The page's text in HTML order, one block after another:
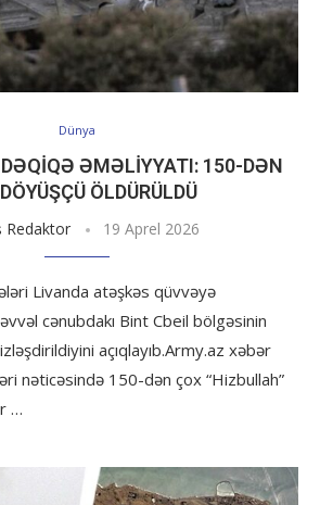
Dünya
DƏQIQƏ ƏMƏLIYYATI: 150-DƏN
ÖLDÜRÜLDÜ
Redaktor 19 Aprel 2026
Livanda atəşkəs qüvvəyə
cənubdakı Bint Cbeil bölgəsinin
açıqlayıb.Army.az xəbər
nəticəsində 150-dən çox “Hizbullah”
…